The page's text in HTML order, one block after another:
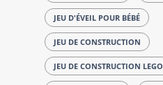
JEU D'ÉVEIL POUR BÉBÉ
JEU DE CONSTRUCTION
JEU DE CONSTRUCTION LEGO